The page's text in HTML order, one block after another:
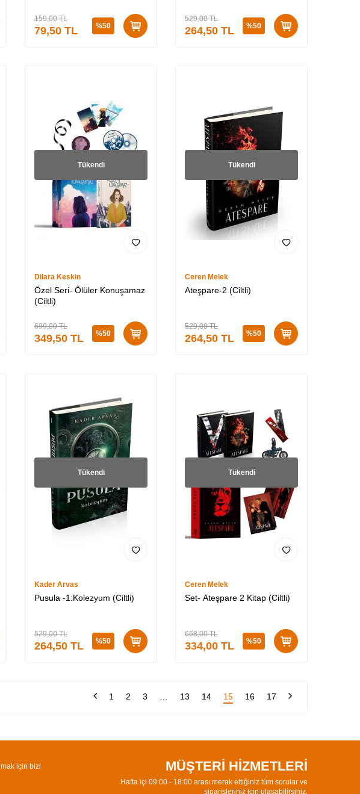
159,00TL
79,50 TL %50
529,00TL
264,50 TL %50
Tükendi
Dilara Keskin
Özel Seri- Ölüler Konuşamaz
(Ciltli)
699,00TL
349,50 TL %50
Tükendi
Ceren Melek
Ateşpare-2 (Ciltli)
529,00TL
264,50 TL %50
Tükendi
Kader Arvas
Pusula -1:Kolezyum (Ciltli)
529,00TL
264,50 TL %50
Tükendi
Ceren Melek
Set- Ateşpare 2 Kitap (Ciltli)
668,00TL
334,00 TL %50
1 2 3 13 14 15 16 17
için bizi
MÜŞTERİ HİZMETLERİ
Hafta içi 09:00 - 18:00 arası merak ettiğiniz tüm sorular ve
siparişleriniz için ulaşabilirsiniz.